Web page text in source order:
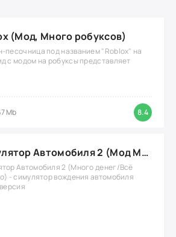
(Мод, Много робуксов)
песочница под названием "Roblox" на
с модом на робуксы представляет
Mb 8.4
Симулятор Автомобиля 2 (Мод Много денег/Всё открыто)
Автомобиля 2 (Много денег/Всё
- симулятор вождения автомобиля